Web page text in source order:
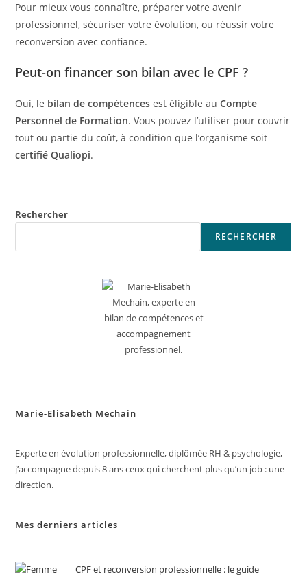
Pour mieux vous connaître, préparer votre avenir
professionnel, sécuriser votre évolution, ou réussir votre
reconversion avec confiance.
Peut-on financer son bilan avec le CPF ?
Oui, le bilan de compétences est éligible auCompte
Personnel de Formation. Vous pouvez l’utiliser pour couvrir
tout ou partie du coût, à condition que l’organisme soit
certifié Qualiopi.
Rechercher
RECHERCHER
Marie-Elisabeth Mechain
Experte en évolution professionnelle, diplômée RH & psychologie,
j’accompagne depuis 8 ans ceux qui cherchent plus qu’un job : une
direction.
Mes derniers articles
CPF et reconversion professionnelle : le guide